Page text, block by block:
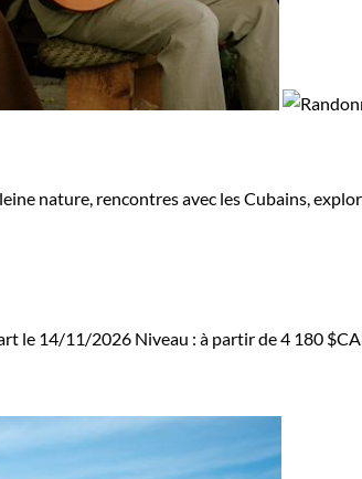
nature, rencontres avec les Cubains,
le 14/11/2026 Niveau : à partir de4 180